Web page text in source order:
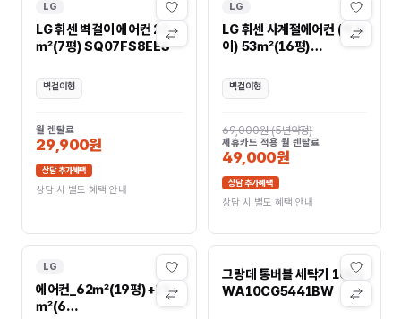
LG
LG 휘센 벽걸이 에어컨 23
㎡(7평) SQ07FS8EES
벽걸이형
월 렌탈료
29,900원
상담 추가혜택
상담 시 별도 혜택 안내
LG
LG 휘센 사계절에어컨 (벽걸
이) 53㎡(16평)
벽걸이형
69,000원(5년약정)
제휴카드 적용 월 렌탈료
49,000원
상담 추가혜택
상담 시 별도 혜택 안내
LG
에어컨_62㎡(19평)+19
㎡(6
그랑데 통버블 세탁기 10kg
WA10CG5441BW